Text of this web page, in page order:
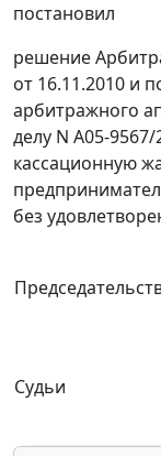
постановил
решение
от 16.11.2010 и
арбитражного
делу N А05-
кассационную
без
Судьи